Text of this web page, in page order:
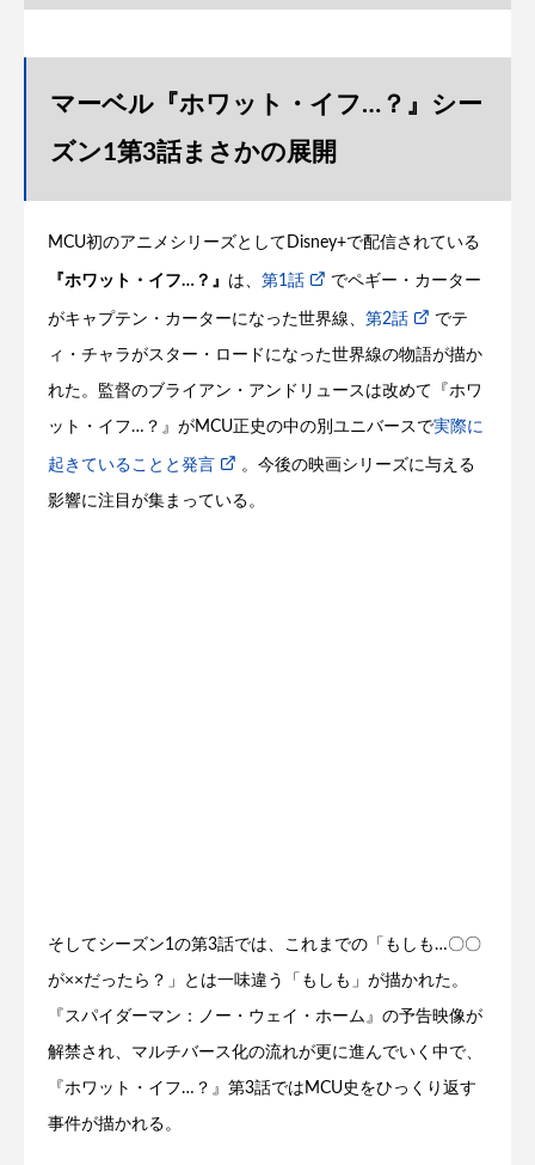
マーベル『ホワット・イフ…？』シー
ズン1第3話まさかの展開
MCU初のアニメシリーズとしてDisney+で配信されている
『ホワット・イフ…？』 は、 第1話 でペギー・カーター
がキャプテン・カーターになった世界線、 第2話 でテ
ィ・チャラがスター・ロードになった世界線の物語が描か
れた。監督のブライアン・アンドリュースは改めて『ホワ
ット・イフ…？』がMCU正史の中の別ユニバースで実際に
起きていることと発言 。今後の映画シリーズに与える
影響に注目が集まっている。
そしてシーズン1の第3話では、これまでの「もしも…〇〇
が××だったら？」とは一味違う「もしも」が描かれた。
『スパイダーマン：ノー・ウェイ・ホーム』の予告映像が
解禁され、マルチバース化の流れが更に進んでいく中で、
『ホワット・イフ…？』第3話ではMCU史をひっくり返す
事件が描かれる。